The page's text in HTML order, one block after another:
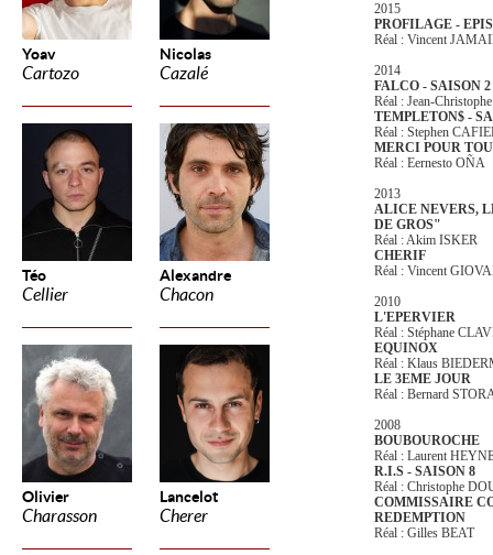
Yoav
Cartozo
Nicolas
Cazalé
Téo
Cellier
Alexandre
Chacon
Olivier
Charasson
Lancelot
Cherer
2015
PROFILAGE -
Réal : Vincent
2014
FALCO - SAISON
Réal : Jean-
TEMPLETON$ -
Réal : Stephen
MERCI POUR
Réal : Eernesto OÑA
2013
ALICE NEVERS,
DE GROS"
Réal : Akim ISKER
CHERIF
Réal : Vincent
2010
L'EPERVIER
Réal : Stéphane
EQUINOX
Réal : Klaus
LE 3EME JOUR
Réal : Bernard
2008
BOUBOUROCHE
Réal : Laurent
R.I.S - SAISON 8
Réal : Christophe
COMMISSAIRE
REDEMPTION
Réal : Gilles BEAT